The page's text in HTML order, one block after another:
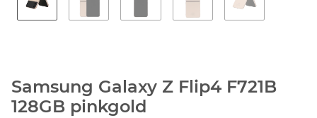
Samsung Galaxy Z Flip4 F721B
128GB pinkgold